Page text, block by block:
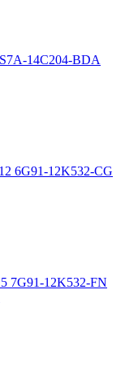
14C204-BDA
6G91-12K532-CG
7G91-12K532-FN